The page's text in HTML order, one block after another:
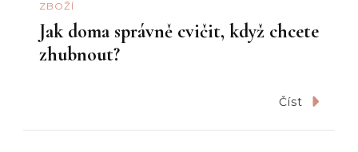
ZBOŽÍ
Jak doma správně cvičit, když chcete
zhubnout?
Číst